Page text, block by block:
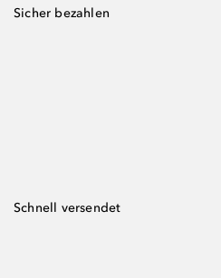
Sicher bezahlen
Schnell versendet